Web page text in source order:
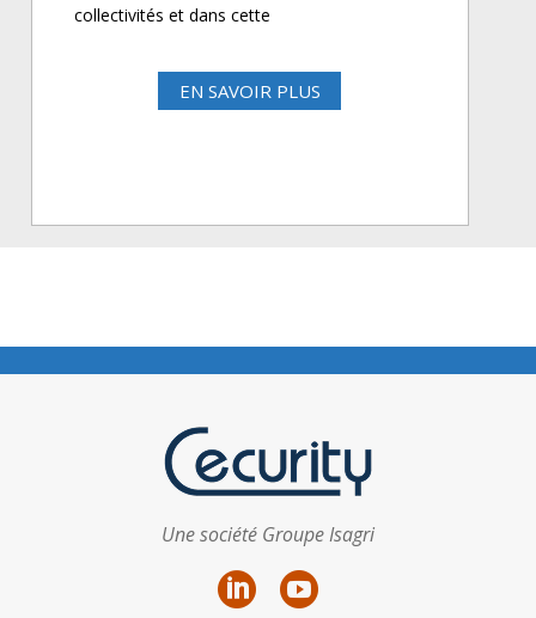
collectivités et dans cette
EN SAVOIR PLUS
Une société Groupe Isagri